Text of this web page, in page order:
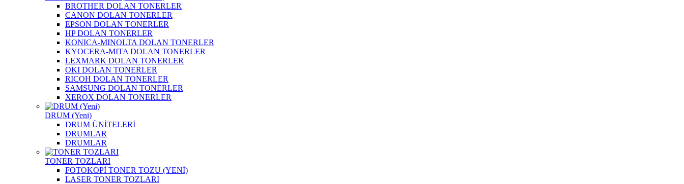
BROTHER DOLAN TONERLER
CANON DOLAN TONERLER
EPSON DOLAN TONERLER
HP DOLAN TONERLER
KONICA-MINOLTA DOLAN TONERLER
KYOCERA-MITA DOLAN TONERLER
LEXMARK DOLAN TONERLER
OKI DOLAN TONERLER
RICOH DOLAN TONERLER
SAMSUNG DOLAN TONERLER
XEROX DOLAN TONERLER
DRUM (Yeni)
DRUM ÜNİTELERİ
DRUMLAR
DRUMLAR
TONER TOZLARI
FOTOKOPİ TONER TOZU (YENİ)
LASER TONER TOZLARI